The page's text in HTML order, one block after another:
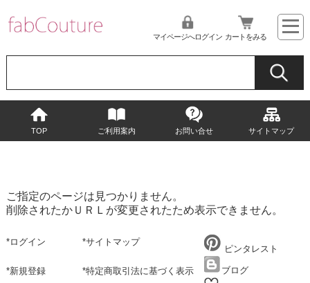
マイページへログイン カートをみる
TOP ご利用案内 お問い合せ サイトマップ
ご指定のページは見つかりません。
削除されたかＵＲＬが変更されたため表示できません。
*ログイン
*新規登録
*サイトマップ
*特定商取引法に基づく表示
ピンタレスト
ブログ